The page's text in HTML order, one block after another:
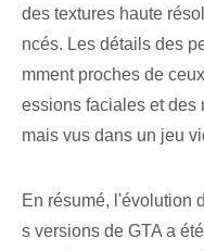
des textures haute
ncés. Les détails des
mment proches de
essions faciales et des
mais vus dans un jeu
En résumé, l'évolution
s versions de GTA a